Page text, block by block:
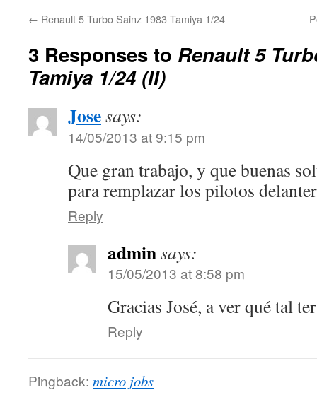
← Renault 5 Turbo Sainz 1983 Tamiya 1/24
3 Responses to Renault 5
Tamiya 1/24 (II)
Josesays:
14/05/2013 at 9:15 pm
Que gran trabajo, y que buenas
para remplazar los pilotos
Reply
adminsays:
15/05/2013 at 8:58 pm
Gracias José, a ver qué tal
Reply
Pingback: micro jobs